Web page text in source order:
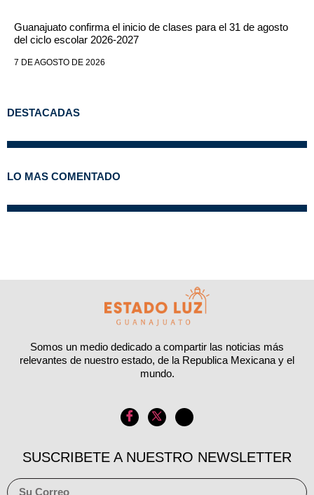
Guanajuato confirma el inicio de clases para el 31 de agosto
del ciclo escolar 2026-2027
7 DE AGOSTO DE 2026
DESTACADAS
LO MAS COMENTADO
Somos un medio dedicado a compartir las noticias más
relevantes de nuestro estado, de la Republica Mexicana y el
mundo.
SUSCRIBETE A NUESTRO NEWSLETTER